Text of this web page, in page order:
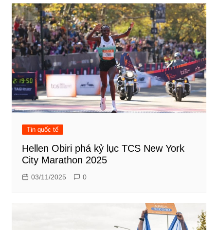
bài
viết
Tin quốc tế
Hellen Obiri phá kỷ lục TCS New York
City Marathon 2025
03/11/2025 0